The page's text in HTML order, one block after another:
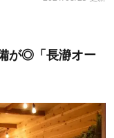
が◎「長瀞オー